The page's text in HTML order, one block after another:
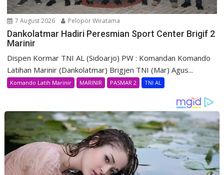
7 August 2026 Pelopor Wiratama
Dankolatmar Hadiri Peresmian Sport Center Brigif 2
Marinir
Dispen Kormar TNI AL (Sidoarjo) PW : Komandan Komando
Latihan Marinir (Dankolatmar) Brigjen TNI (Mar) Agus...
Komando Latih Marinir MARINIR PASMAR 2 TNI AL